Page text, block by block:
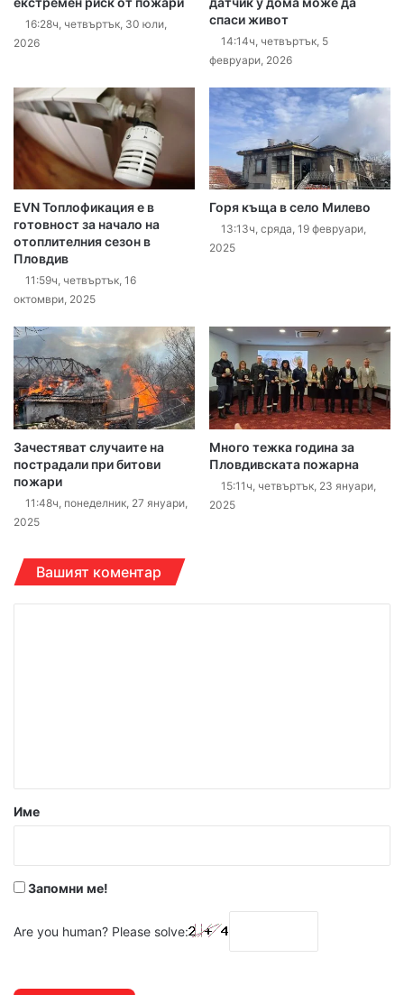
16:28ч, четвъртък, 30 юли,
2026
спаси живот
14:14ч, четвъртък, 5
февруари, 2026
EVN Топлофикация е в
готовност за начало на
отоплителния сезон в
Пловдив
11:59ч, четвъртък, 16
октомври, 2025
Горя къща в село Милево
13:13ч, сряда, 19 февруари,
2025
Зачестяват случаите на
пострадали при битови
пожари
11:48ч, понеделник, 27 януари,
2025
Много тежка година за
Пловдивската пожарна
15:11ч, четвъртък, 23 януари,
2025
Вашият коментар
р
Име
Запомни ме!
Are you human? Please solve: